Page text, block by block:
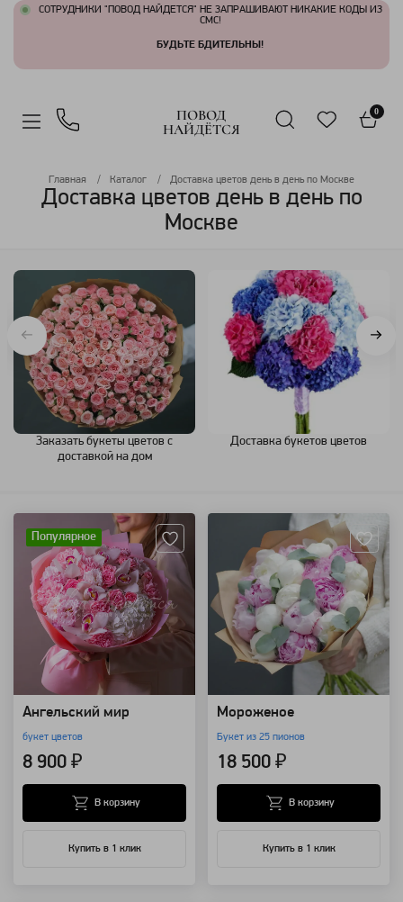
СОТРУДНИКИ "ПОВОД НАЙДЕТСЯ" НЕ ЗАПРАШИВАЮТ НИКАКИЕ КОДЫ ИЗ
СМС!
БУДЬТЕ БДИТЕЛЬНЫ!
ПОВОД
НАЙДЁТСЯ
0
Главная Каталог Доставка цветов день в день по Москве
Доставка цветов день в день по
Москве
Заказать букеты цветов с
доставкой на дом
Доставка букетов цветов
Популярное
Ангельский мир
букет цветов
8 900 ₽
Купить в 1 клик
В корзину
Мороженое
Букет из 25 пионов
18 500 ₽
Купить в 1 клик
В корзину